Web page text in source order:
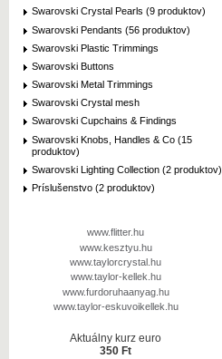
Swarovski Crystal Pearls (9 produktov)
Swarovski Pendants (56 produktov)
Swarovski Plastic Trimmings
Swarovski Buttons
Swarovski Metal Trimmings
Swarovski Crystal mesh
Swarovski Cupchains & Findings
Swarovski Knobs, Handles & Co (15
produktov)
Swarovski Lighting Collection (2 produktov)
Príslušenstvo (2 produktov)
www.flitter.hu
www.kesztyu.hu
www.taylorcrystal.hu
www.taylor-kellek.hu
www.furdoruhaanyag.hu
www.taylor-eskuvoikellek.hu
Aktuálny kurz euro
350 Ft